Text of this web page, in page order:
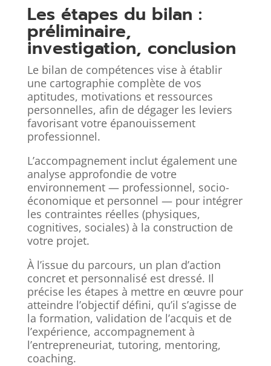
Les étapes du bilan :
préliminaire,
investigation, conclusion
Le bilan de compétences vise à établir
une cartographie complète de vos
aptitudes, motivations et ressources
personnelles, afin de dégager les leviers
favorisant votre épanouissement
professionnel.
L’accompagnement inclut également une
analyse approfondie de votre
environnement — professionnel, socio-
économique et personnel — pour intégrer
les contraintes réelles (physiques,
cognitives, sociales) à la construction de
votre projet.
À l’issue du parcours, un plan d’action
concret et personnalisé est dressé. Il
précise les étapes à mettre en œuvre pour
atteindre l’objectif défini, qu’il s’agisse de
la formation, validation de l’acquis et de
l’expérience, accompagnement à
l’entrepreneuriat, tutoring, mentoring,
coaching.